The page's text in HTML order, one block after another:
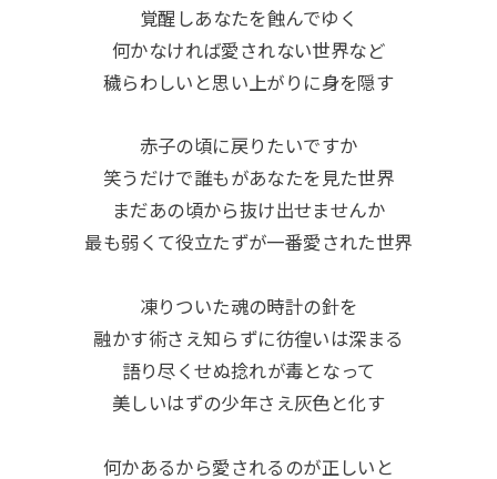
覚醒しあなたを蝕んでゆく
何かなければ愛されない世界など
穢らわしいと思い上がりに身を隠す
赤子の頃に戻りたいですか
笑うだけで誰もがあなたを見た世界
まだあの頃から抜け出せませんか
最も弱くて役立たずが一番愛された世界
凍りついた魂の時計の針を
融かす術さえ知らずに彷徨いは深まる
語り尽くせぬ捻れが毒となって
美しいはずの少年さえ灰色と化す
何かあるから愛されるのが正しいと